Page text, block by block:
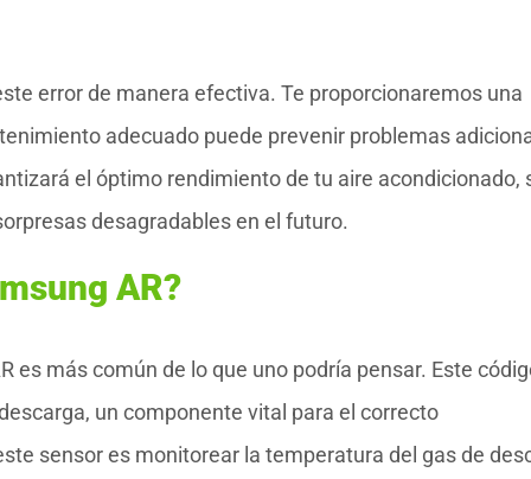
error de manera efectiva. Te proporcionaremos una
adecuado puede prevenir problemas
el óptimo rendimiento de tu aire acondicionado,
desagradables en el futuro.
AR?
es más común de lo que uno podría pensar. Este
un componente vital para el correcto
sensor es monitorear la temperatura del gas de